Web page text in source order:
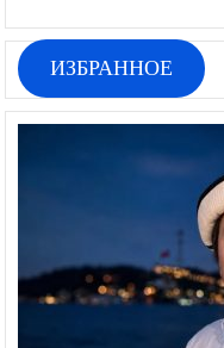
ИЗБРАННОЕ